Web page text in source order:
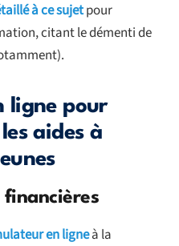
à ce sujetpour
citant le démenti de
ligne pour
aides à
financières
en ligneà la